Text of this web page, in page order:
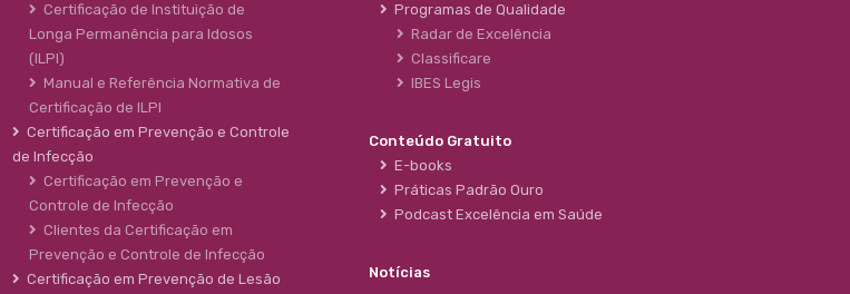
Certificação de Instituição de
Longa Permanência para Idosos
(ILPI)
Manual e Referência Normativa de
Certificação de ILPI
Certificação em Prevenção e Controle
de Infecção
Certificação em Prevenção e
Controle de Infecção
Clientes da Certificação em
Prevenção e Controle de Infecção
Certificação em Prevenção de Lesão
Programas de Qualidade
Radar de Excelência
Classificare
IBES Legis
Conteúdo Gratuito
E-books
Práticas Padrão Ouro
Podcast Excelência em Saúde
Notícias